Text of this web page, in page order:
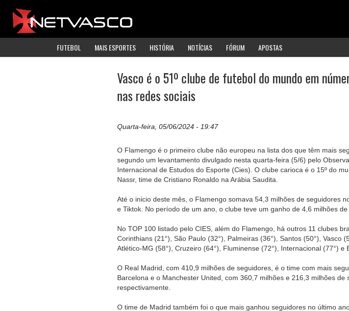
FUTEBOL MAIS ESPORTES HISTÓRIA NOTÍCIAS FÓRUM APOSTAS
Vasco é o 51º clube de futebol do mundo em
nas redes sociais
Quarta-feira, 05/06/2024 - 19:47
O Flamengo é o primeiro clube não europeu na lista dos que têm mais
segundo um levantamento divulgado nesta quarta-feira (5/6) pelo
Internacional de Estudos do Esporte (Cies). O clube carioca é o 15º do
Nassr, time de Cristiano Ronaldo na Arábia Saudita.
Até o inicio deste mês, o Flamengo somava 54,3 milhões de seguidores
e Tiktok. No período de um ano, o clube teve um ganho de 4,6 milhões
No TOP 100 listado pelo CIES, além do Flamengo, há outros 11 clubes
Corinthians (21°), São Paulo (32°), Palmeiras (36°), Santos (50°), Vasco
Atlético-MG (58°), Cruzeiro (64°), Fluminense (72°), Internacional (77°) e
O Real Madrid, com 410,9 milhões de seguidores, é o time com mais
Barcelona e o Manchester United, com 360,7 milhões e 216,3 milhões de
respectivamente.
O time de Madrid também foi o que mais ganhou seguidores no último